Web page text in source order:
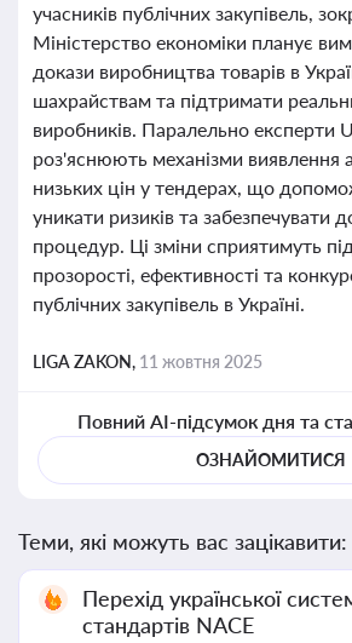
учасників публічних закупівель,
Міністерство економіки планує
докази виробництва товарів в
шахрайствам та підтримати
виробників. Паралельно експерти
роз'яснюють механізми виявлення
низьких цін у тендерах, що
уникати ризиків та забезпечувати
процедур. Ці зміни сприятимуть
прозорості, ефективності та
публічних закупівель в Україні.
LIGA ZAKON, 11 жовтня 2025
Повний AI-підсумок дня та
ОЗНАЙОМИТИСЯ
Теми, які можуть вас зацікавити:
Перехід української
стандартів NACE